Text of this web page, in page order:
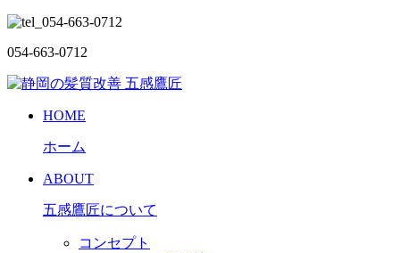
054-663-0712
HOME
ホーム
ABOUT
五感鷹匠について
コンセプト